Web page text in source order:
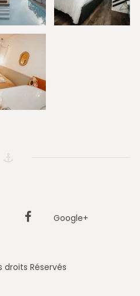
InstagramFacebookGoogle+
droits Réservés